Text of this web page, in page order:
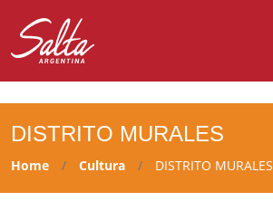
DISTRITO MURALES
Home Cultura DISTRITO MURALES